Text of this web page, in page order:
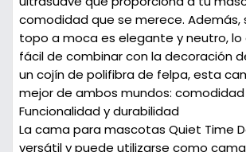
comodidad que se merece. Además,
topo a moca es elegante y neutro, lo
fácil de combinar con la decoración
un cojín de polifibra de felpa, esta
mejor de ambos mundos: comodidad
Funcionalidad y durabilidad
La cama para mascotas Quiet Time
versátil y puede utilizarse como